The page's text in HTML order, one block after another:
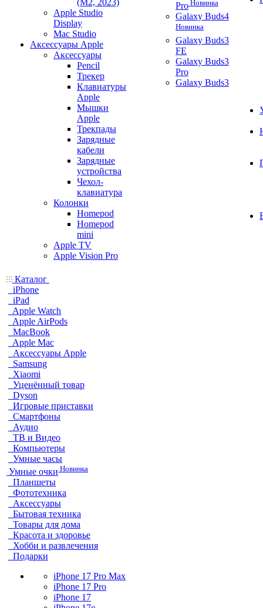
(M2, 2023)
Apple Studio
Display
Mac Studio
Аксессуары Apple
Аксессуары
Pencil
Трекер
Клавиатуры
Apple
Мышки
Apple
Трекпады
Зарядные
кабели
Зарядные
устройства
Чехол-
клавиатура
Колонки
Homepod
Homepod
mini
Apple TV
Apple Vision Pro
Pro Новинка
Galaxy Buds4
Новинка
Galaxy Buds3
FE
Galaxy Buds3
Pro
Galaxy Buds3
Каталог
iPhone
iPad
Apple Watch
Apple AirPods
MacBook
Apple Mac
Аксессуары Apple
Samsung
Xiaomi
Уценённый товар
Dyson
Игровые приставки
Смартфоны
Аудио
ТВ и Видео
Компьютеры
Умные часы
Умные очки Новинка
Планшеты
Фототехника
Аксессуары
Бытовая техника
Товары для дома
Красота и здоровье
Хобби и развлечения
Подарки
iPhone 17 Pro Max
iPhone 17 Pro
iPhone 17